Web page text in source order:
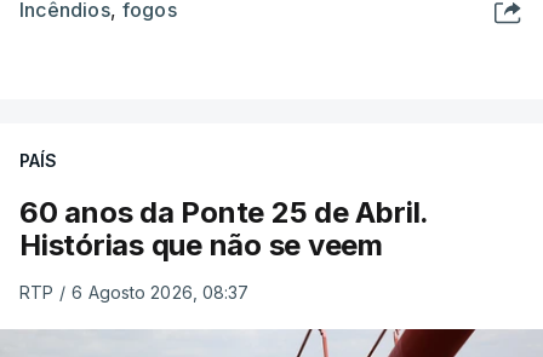
Incêndios, fogos
PAÍS
60 anos da Ponte 25 de Abril.
Histórias que não se veem
RTP / 6 Agosto 2026, 08:37